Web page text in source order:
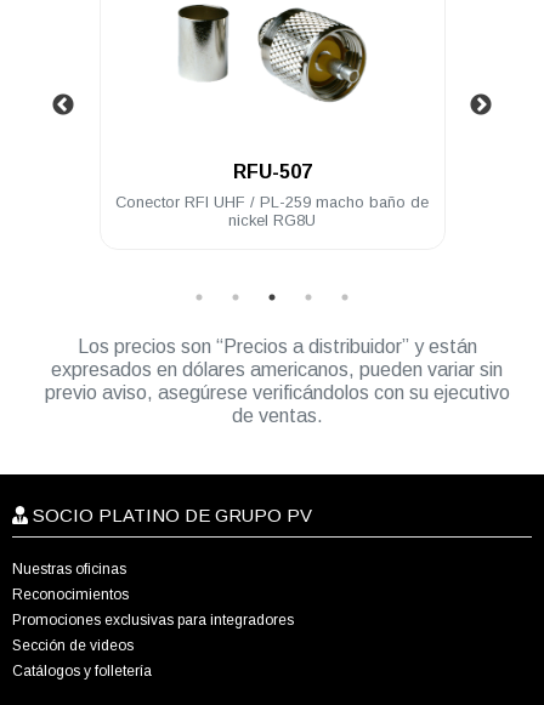
RFU-507
Conector RFI UHF / PL-259 macho baño de
nickel RG8U
Los precios son “Precios a distribuidor” y están
expresados en dólares americanos, pueden variar sin
previo aviso, asegúrese verificándolos con su ejecutivo
de ventas.
SOCIO PLATINO DE GRUPO PV
Nuestras oficinas
Reconocimientos
Promociones exclusivas para integradores
Sección de videos
Catálogos y folletería